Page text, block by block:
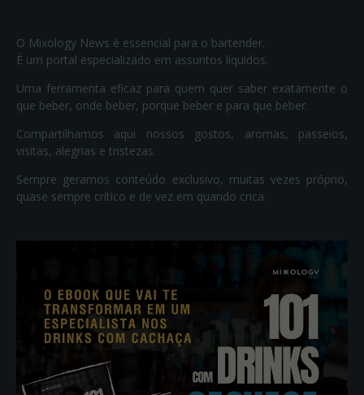
O Mixology News é essencial para o bartender.
É um portal especializado em assuntos líquidos.
Uma ferramenta eficaz para quem quer saber exatamente o
que beber, onde beber, porque beber e para que beber.
Compartilhamos aqui nossos gostos, aromas, passeios,
visitas, alegrias e tristezas.
Sempre geramos conteúdo exclusivo, muitas vezes próprio,
quase sempre crítico e de vez em quando crica.